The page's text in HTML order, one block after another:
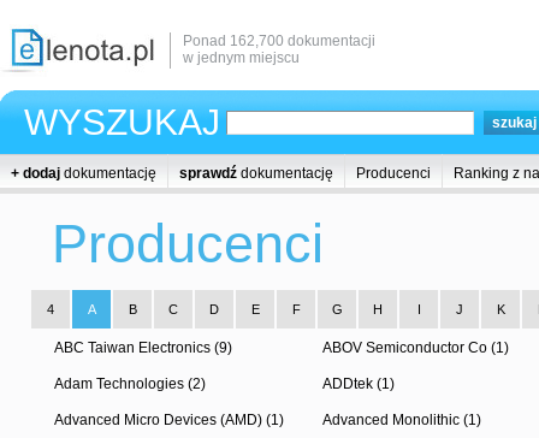
Ponad 162,700 dokumentacji
w jednym miejscu
WYSZUKAJ
+ dodaj dokumentację sprawdź dokumentację Producenci Ranking z
Producenci
4 A B C D E F G H I J K
ABC Taiwan Electronics (9) ABOV Semiconductor Co (1)
Adam Technologies (2) ADDtek (1)
Advanced Micro Devices (AMD) (1) Advanced Monolithic (1)